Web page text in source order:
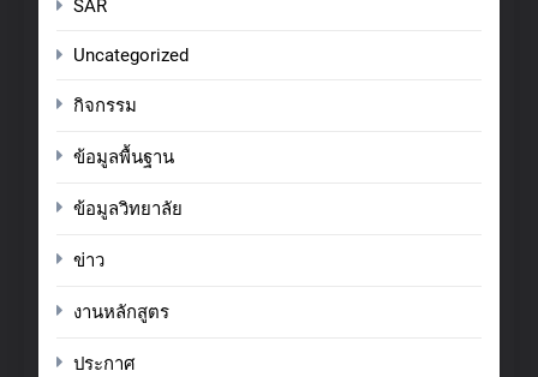
SAR
Uncategorized
กิจกรรม
ข้อมูลพื้นฐาน
ข้อมูลวิทยาลัย
ข่าว
งานหลักสูตร
ประกาศ